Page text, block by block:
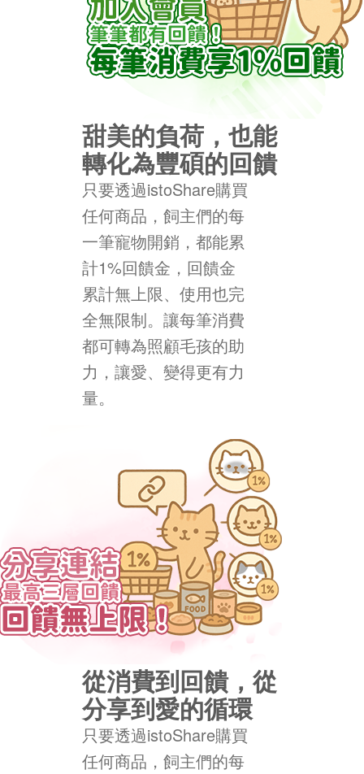
甜美的負荷，也能
轉化為豐碩的回饋
只要透過istoShare購買
任何商品，飼主們的每
一筆寵物開銷，都能累
計1%回饋金，回饋金
累計無上限、使用也完
全無限制。讓每筆消費
都可轉為照顧毛孩的助
力，讓愛、變得更有力
量。
從消費到回饋，從
分享到愛的循環
只要透過istoShare購買
任何商品，飼主們的每